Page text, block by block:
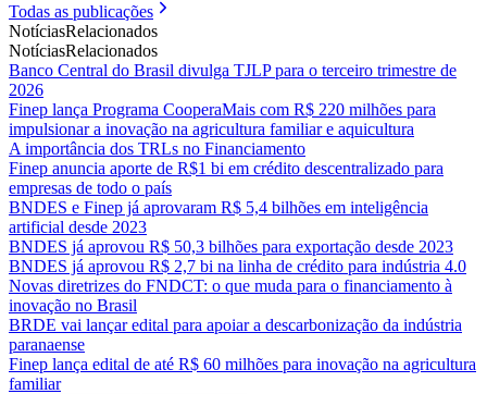
Todas as publicações
NotíciasRelacionados
NotíciasRelacionados
Banco Central do Brasil divulga TJLP para o terceiro trimestre de
2026
Finep lança Programa CooperaMais com R$ 220 milhões para
impulsionar a inovação na agricultura familiar e aquicultura
A importância dos TRLs no Financiamento
Finep anuncia aporte de R$1 bi em crédito descentralizado para
empresas de todo o país
BNDES e Finep já aprovaram R$ 5,4 bilhões em inteligência
artificial desde 2023
BNDES já aprovou R$ 50,3 bilhões para exportação desde 2023
BNDES já aprovou R$ 2,7 bi na linha de crédito para indústria 4.0
Novas diretrizes do FNDCT: o que muda para o financiamento à
inovação no Brasil
BRDE vai lançar edital para apoiar a descarbonização da indústria
paranaense
Finep lança edital de até R$ 60 milhões para inovação na agricultura
familiar